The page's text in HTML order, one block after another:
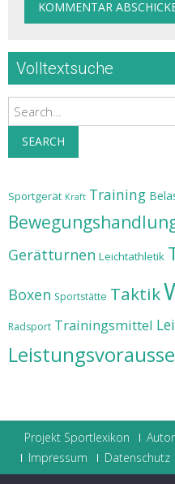
Volltextsuche
Search
SEARCH
Sportgerät Kraft Training
Gerätturnen Leichtathletik
Boxen Sportstätte Taktik
Radsport Trainingsmittel
Projekt Sportlexikon
Impressum
Datenschutz